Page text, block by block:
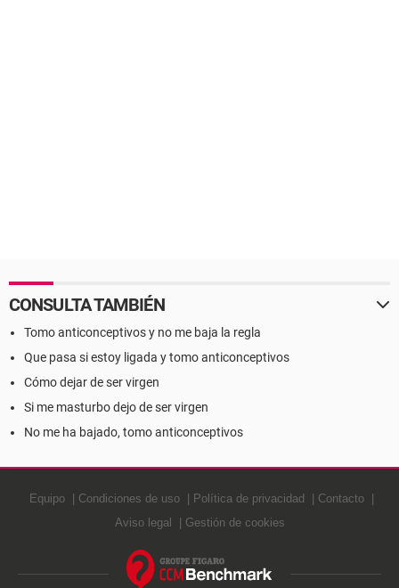
CONSULTA TAMBIÉN
Tomo anticonceptivos y no me baja la regla
Que pasa si estoy ligada y tomo anticonceptivos
Cómo dejar de ser virgen
Si me masturbo dejo de ser virgen
No me ha bajado, tomo anticonceptivos
Equipo Condiciones de uso Política de privacidad
Contacto
Aviso legal
Gestión de cookies